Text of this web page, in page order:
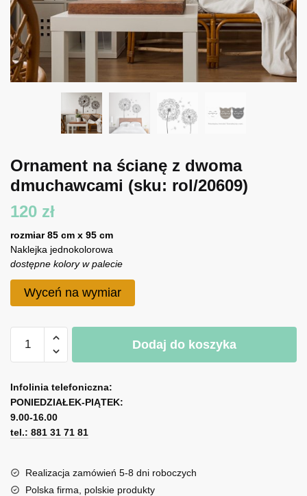
Ornament na ścianę z dwoma
dmuchawcami (sku: rol/20609)
120 zł
rozmiar 85 cm x 95 cm
Naklejka jednokolorowa
dostępne kolory w palecie
Wyceń na wymiar
Ornament
ścianę
z
dwoma
dmuchawcami
Dodaj do koszyka
Infolinia telefoniczna:
PONIEDZIAŁEK-PIĄTEK:
9.00-16.00
tel.: 881 31 71 81
Realizacja zamówień 5-8 dni roboczych
Polska firma, polskie produkty